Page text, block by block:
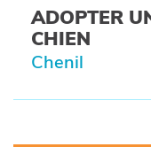
ADOPTER
CHIEN
Chenil